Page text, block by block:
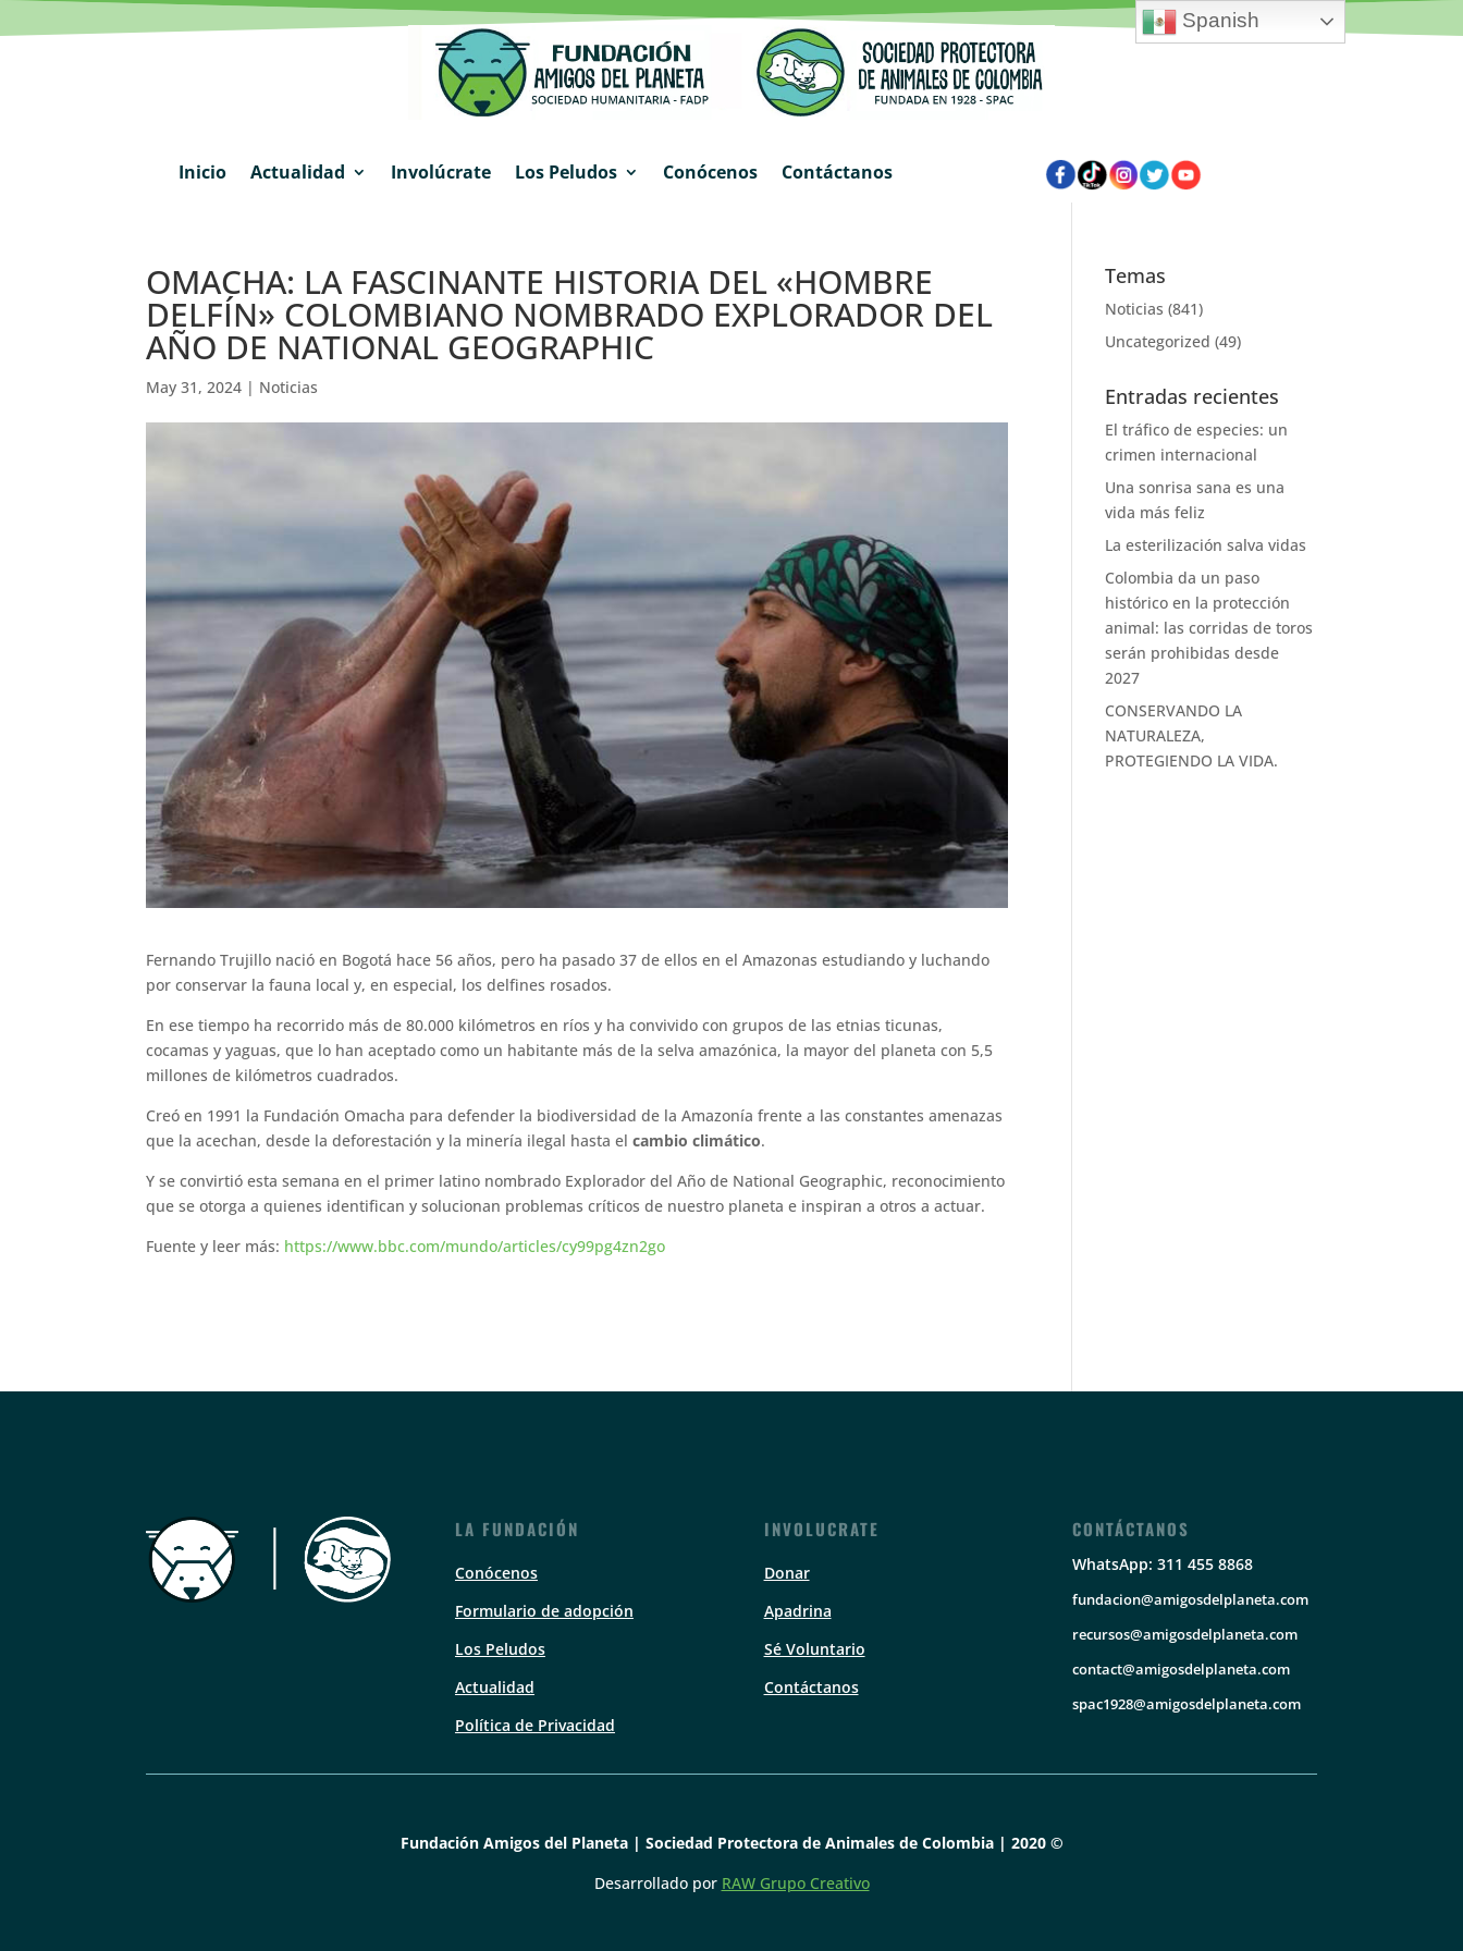
Inicio Actualidad Involúcrate Los Peludos Conócenos Contáctanos
OMACHA: LA FASCINANTE HISTORIA DEL «HOMBRE
DELFÍN» COLOMBIANO NOMBRADO EXPLORADOR DEL
AÑO DE NATIONAL GEOGRAPHIC
May 31, 2024 | Noticias
Fernando Trujillo nació en Bogotá hace 56 años, pero ha pasado 37 de ellos en el Amazonas estudiando y luchando
por conservar la fauna local y, en especial, los delfines rosados.
En ese tiempo ha recorrido más de 80.000 kilómetros en ríos y ha convivido con grupos de las etnias ticunas,
cocamas y yaguas, que lo han aceptado como un habitante más de la selva amazónica, la mayor del planeta con 5,5
millones de kilómetros cuadrados.
Creó en 1991 la Fundación Omacha para defender la biodiversidad de la Amazonía frente a las constantes amenazas
que la acechan, desde la deforestación y la minería ilegal hasta elcambio climático.
Y se convirtió esta semana en el primer latino nombrado Explorador del Año de National Geographic, reconocimiento
que se otorga a quienes identifican y solucionan problemas críticos de nuestro planeta e inspiran a otros a actuar.
Fuente y leer más: https://www.bbc.com/mundo/articles/cy99pg4zn2go
Temas
Noticias (841)
Uncategorized (49)
Entradas recientes
El tráfico de especies: un
crimen internacional
Una sonrisa sana es una
vida más feliz
La esterilización salva vidas
Colombia da un paso
histórico en la protección
animal: las corridas de toros
serán prohibidas desde
2027
CONSERVANDO LA
NATURALEZA,
PROTEGIENDO LA VIDA.
LA FUNDACIÓN
Conócenos
Formulario de adopción
Los Peludos
Actualidad
Política de Privacidad
INVOLUCRATE
Donar
Apadrina
Sé Voluntario
Contáctanos
CONTÁCTANOS
WhatsApp: 311 455 8868
fundacion@amigosdelplaneta.com
recursos@amigosdelplaneta.com
contact@amigosdelplaneta.com
spac1928@amigosdelplaneta.com
Fundación Amigos del Planeta | Sociedad Protectora de Animales de Colombia | 2020 ©
Desarrollado por RAW Grupo Creativo
Spanish